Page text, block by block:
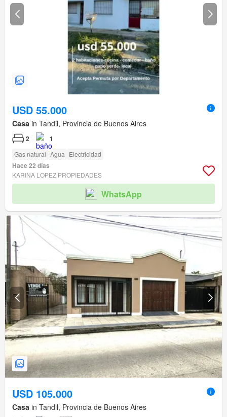
USD 55.000
Casa in Tandil, Provincia de Buenos Aires
2 1
Gas natural Agua Electricidad
Hace 22 días
KARINA LOPEZ PROPIEDADES
WhatsApp
USD 105.000
Casa in Tandil, Provincia de Buenos Aires